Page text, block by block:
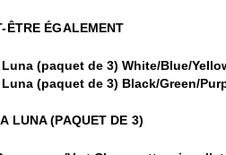
ÊTRE ÉGALEMENT
(paquet de 3)
LUNA (PAQUET DE 3)